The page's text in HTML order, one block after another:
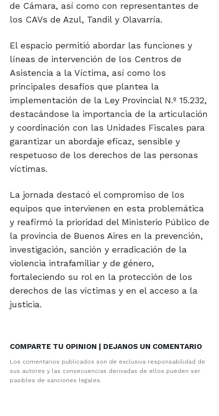
de Cámara, así como con representantes de
los CAVs de Azul, Tandil y Olavarría.
El espacio permitió abordar las funciones y
líneas de intervención de los Centros de
Asistencia a la Víctima, así como los
principales desafíos que plantea la
implementación de la Ley Provincial N.º 15.232,
destacándose la importancia de la articulación
y coordinación con las Unidades Fiscales para
garantizar un abordaje eficaz, sensible y
respetuoso de los derechos de las personas
víctimas.
La jornada destacó el compromiso de los
equipos que intervienen en esta problemática
y reafirmó la prioridad del Ministerio Público de
la provincia de Buenos Aires en la prevención,
investigación, sanción y erradicación de la
violencia intrafamiliar y de género,
fortaleciendo su rol en la protección de los
derechos de las víctimas y en el acceso a la
justicia.
COMPARTE TU OPINION | DEJANOS UN COMENTARIO
Los comentarios publicados son de exclusiva responsabilidad de
sus autores y las consecuencias derivadas de ellos pueden ser
pasibles de sanciones legales.